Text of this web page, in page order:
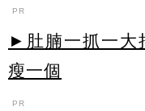
PR
►肚腩一抓一大
瘦一個
PR